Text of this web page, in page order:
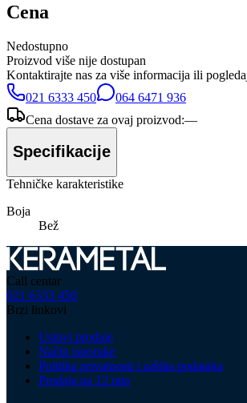
Cena
Nedostupno
Proizvod više nije dostupan
Kontaktirajte nas za više informacija ili
021 6333 450
064 6471 936
Cena dostave za ovaj proizvod:—
Specifikacije
Tehničke karakteristike
Boja
Bež
Call centar
021 6333 450
Brzi linkovi
Uslovi prodaje
Način isporuke
Politika privatnosti i zaštita podataka
Prodaja na 12 rata